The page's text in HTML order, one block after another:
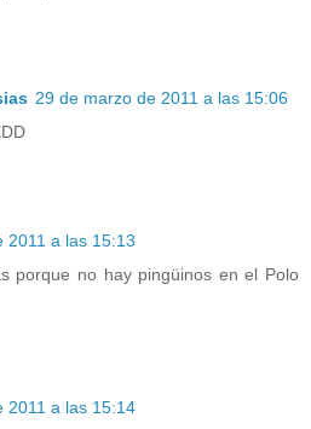
29 de marzo de 2011 a las 15:06
2011 a las 15:13
porque no hay pingüinos en el Polo
2011 a las 15:14